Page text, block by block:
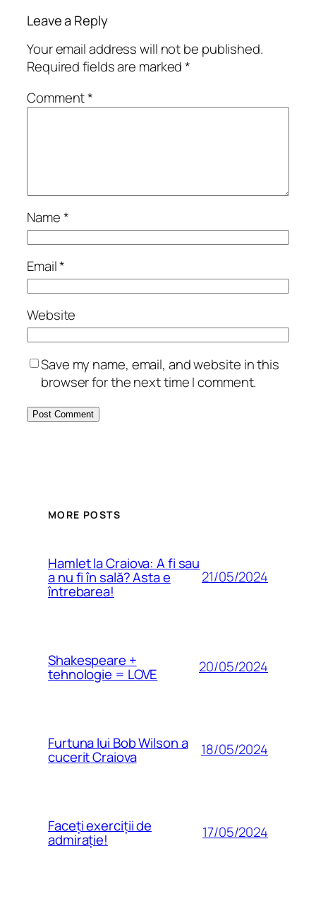
Leave a Reply
Your email address will not be published.
Required fields are marked*
Comment*
Name*
Email*
Website
Save my name, email, and website in this
browser for the next time I comment.
MORE POSTS
Hamlet la Craiova: A fi sau
a nu fi în sală? Asta e
întrebarea!
21/05/2024
Shakespeare +
tehnologie = LOVE 20/05/2024
Furtuna lui Bob Wilson a
cucerit Craiova 18/05/2024
Faceți exerciții de
admirație! 17/05/2024